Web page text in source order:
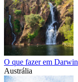
O que fazer em Darwin
Austrália